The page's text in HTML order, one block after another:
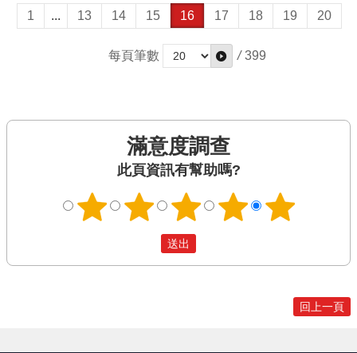
1 ... 13 14 15 16 17 18 19 20
每頁筆數 / 399
滿意度調查
此頁資訊有幫助嗎?
回上一頁